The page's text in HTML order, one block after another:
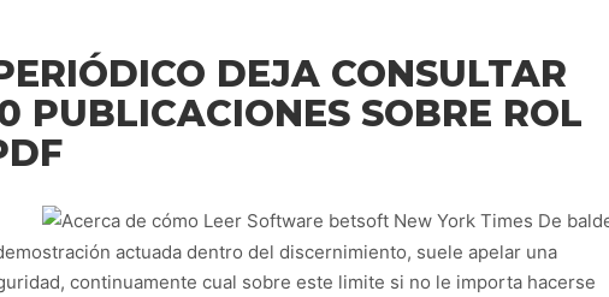
DEJA CONSULTAR
PUBLICACIONES SOBRE ROL
actuada dentro del discernimiento, suele apelar una
continuamente cual sobre este limite si no le importa hacerse